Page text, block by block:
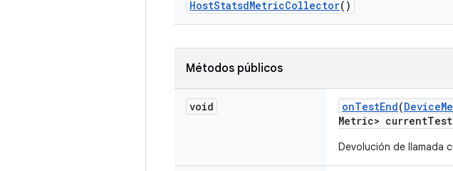
HostStatsdMetricCollector()
Métodos públicos
void onTestEnd(Device
Metric> currentTest
Devolución de llamada